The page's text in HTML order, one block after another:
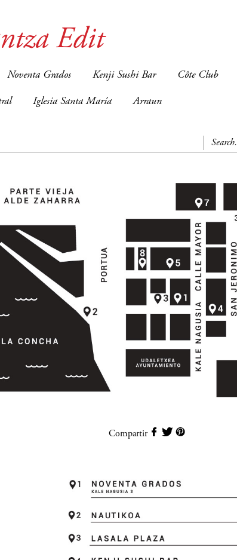
Edit
Noventa Grados Kenji Sushi Bar Côte Club
Iglesia Santa María Arraun
Compartir